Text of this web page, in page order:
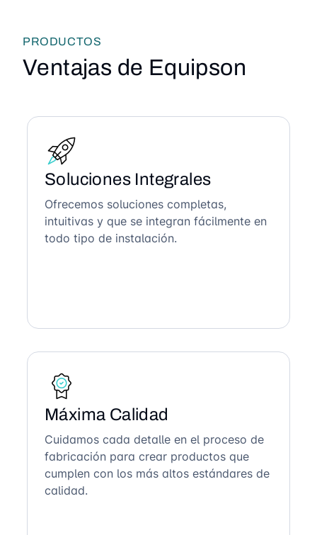
PRODUCTOS
Ventajas de Equipson
Soluciones Integrales
Ofrecemos soluciones completas,
intuitivas y que se integran fácilmente en
todo tipo de instalación.
Máxima Calidad
Cuidamos cada detalle en el proceso de
fabricación para crear productos que
cumplen con los más altos estándares de
calidad.